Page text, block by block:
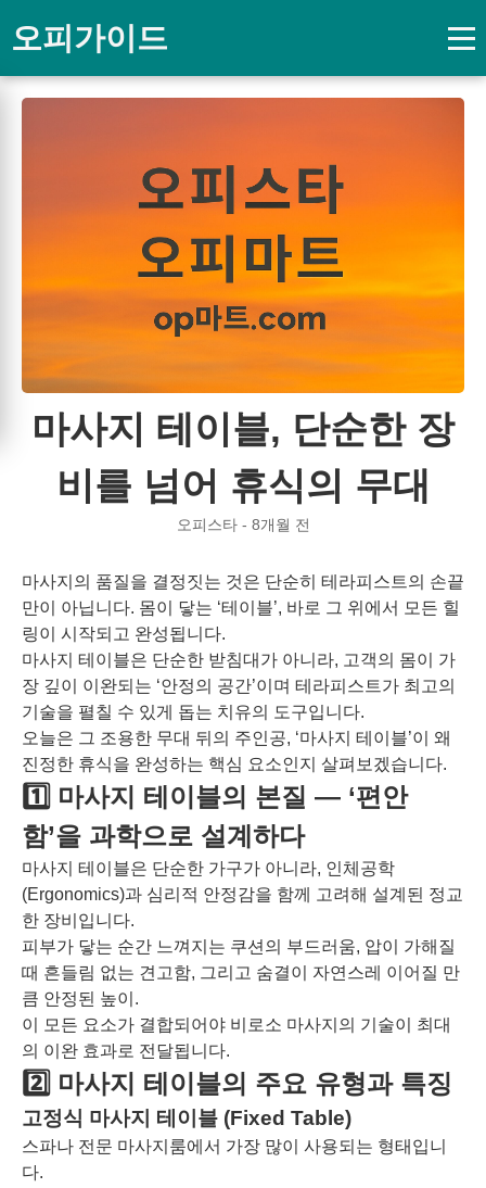
오피가이드
마사지 테이블, 단순한 장
비를 넘어 휴식의 무대
오피스타 - 8개월 전
마사지의 품질을 결정짓는 것은 단순히 테라피스트의 손끝
만이 아닙니다. 몸이 닿는 ‘테이블’, 바로 그 위에서 모든 힐
링이 시작되고 완성됩니다.
마사지 테이블은 단순한 받침대가 아니라, 고객의 몸이 가
장 깊이 이완되는 ‘안정의 공간’이며 테라피스트가 최고의
기술을 펼칠 수 있게 돕는 치유의 도구입니다.
오늘은 그 조용한 무대 뒤의 주인공, ‘마사지 테이블’이 왜
진정한 휴식을 완성하는 핵심 요소인지 살펴보겠습니다.
1️⃣ 마사지 테이블의 본질 — ‘편안
함’을 과학으로 설계하다
마사지 테이블은 단순한 가구가 아니라, 인체공학
(Ergonomics)과 심리적 안정감을 함께 고려해 설계된 정교
한 장비입니다.
피부가 닿는 순간 느껴지는 쿠션의 부드러움, 압이 가해질
때 흔들림 없는 견고함, 그리고 숨결이 자연스레 이어질 만
큼 안정된 높이.
이 모든 요소가 결합되어야 비로소 마사지의 기술이 최대
의 이완 효과로 전달됩니다.
2️⃣ 마사지 테이블의 주요 유형과 특징
고정식 마사지 테이블 (Fixed Table)
스파나 전문 마사지룸에서 가장 많이 사용되는 형태입니
다.